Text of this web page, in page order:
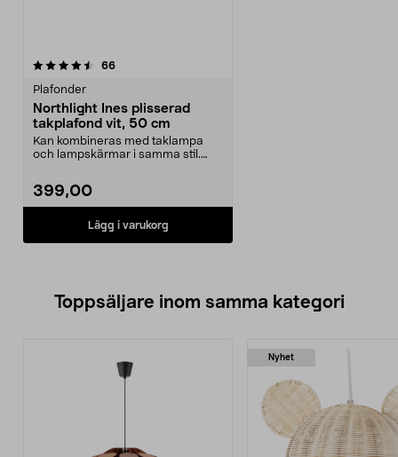
66recensioner
Plafonder
Northlight Ines plisserad
takplafond vit, 50 cm
Kan kombineras med taklampa
och lampskärmar i samma stil.
399,00
Lägg i varukorg
Toppsäljare inom samma kategori
Nyhet